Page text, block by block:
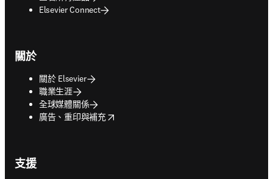
Elsevier Connect
關於
關於 Elsevier
職業生涯
全球媒體關係
廣告、重印與補充
opens in new tab/window
支援